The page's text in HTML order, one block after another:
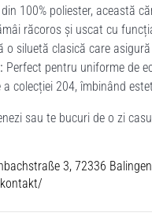
100% poliester, această
răcoros și uscat cu
o siluetă clasică care
Perfect pentru uniforme de
a colecției 204, îmbinând
sau te bucuri de o zi
3, 72336